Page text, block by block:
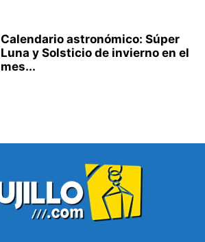
Calendario astronómico: Súper
Luna y Solsticio de invierno en el
mes...